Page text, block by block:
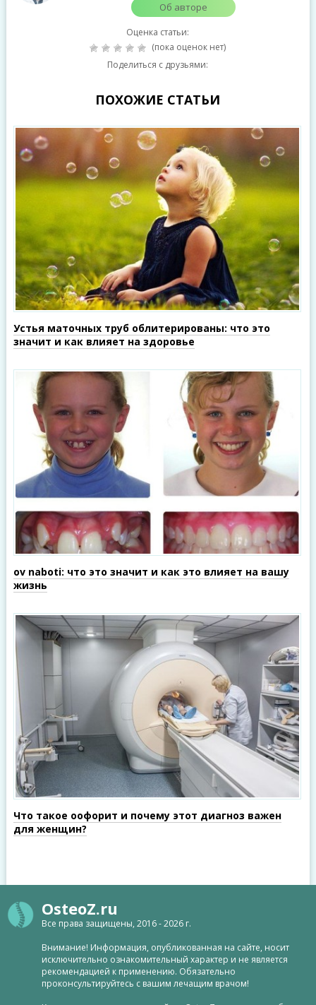
Об авторе
Оценка статьи:
(пока оценок нет)
Поделиться с друзьями:
ПОХОЖИЕ СТАТЬИ
Устья маточных труб облитерированы: что это
значит и как влияет на здоровье
ov naboti: что это значит и как это влияет на вашу
жизнь
Что такое оофорит и почему этот диагноз важен
для женщин?
OsteoZ.ru
Все права защищены, 2016 - 2026 г.
Внимание! Информация, опубликованная на сайте, носит
исключительно ознакомительный характер и не является
рекомендацией к применению. Обязательно
проконсультируйтесь с вашим лечащим врачом!